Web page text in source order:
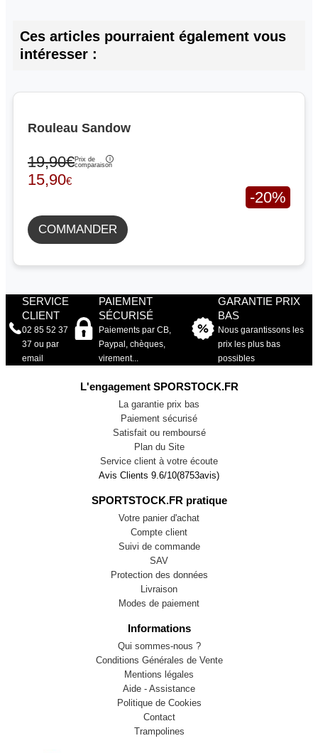
Ces articles pourraient également vous
intéresser :
Rouleau Sandow
19,90€Prix de
comparaison
15,90€
-20%
COMMANDER
SERVICE
CLIENT
02 85 52 37
37 ou par
email
PAIEMENT
SÉCURISÉ
Paiements par CB,
Paypal, chèques,
virement...
GARANTIE PRIX
BAS
Nous garantissons les
prix les plus bas
possibles
L'engagement SPORSTOCK.FR
La garantie prix bas
Paiement sécurisé
Satisfait ou remboursé
Plan du Site
Service client à votre écoute
Avis Clients 9.6/10(8753avis)
SPORTSTOCK.FR pratique
Votre panier d'achat
Compte client
Suivi de commande
SAV
Protection des données
Livraison
Modes de paiement
Informations
Qui sommes-nous ?
Conditions Générales de Vente
Mentions légales
Aide - Assistance
Politique de Cookies
Contact
Trampolines